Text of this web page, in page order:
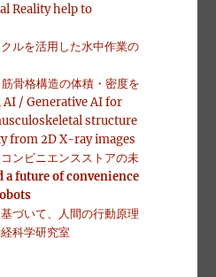
Reality help to
ルを活用した水中作業の
骨格構造の体積・密度を
AI / Generative AI for
structure
from 2D X-ray images
ンビニエンスストアの未
a future of convenience
づいて、人間の行動原理
科学研究室